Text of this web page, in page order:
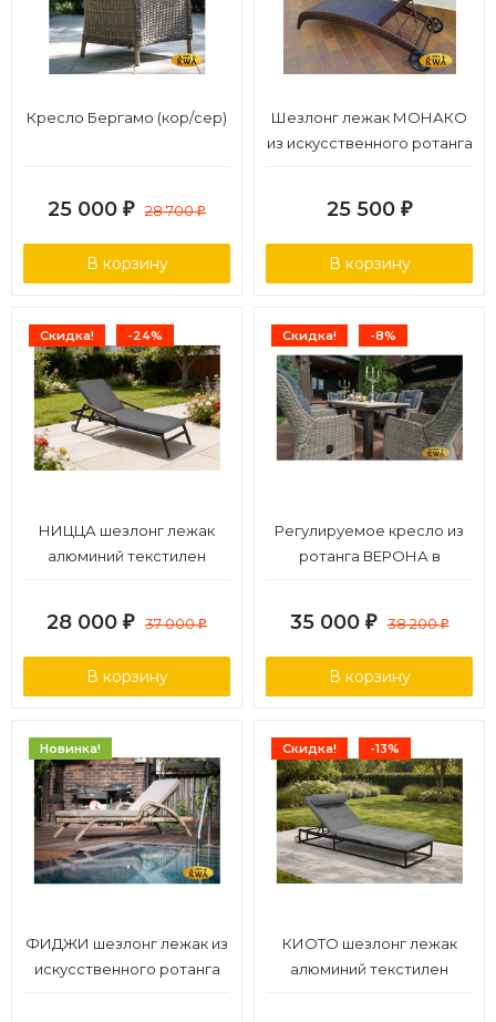
Кресло Бергамо (кор/сер)
25 000 ₽ 28 700₽
В корзину
Шезлонг лежак МОНАКО
из искусственного ротанга
25 500 ₽
В корзину
Скидка! -24%
НИЦЦА шезлонг лежак
алюминий текстилен
28 000 ₽ 37 000₽
В корзину
Скидка! -8%
Регулируемое кресло из
ротанга ВЕРОНА в
35 000 ₽ 38 200₽
В корзину
Новинка!
ФИДЖИ шезлонг лежак из
искусственного ротанга
Скидка! -13%
КИОТО шезлонг лежак
алюминий текстилен